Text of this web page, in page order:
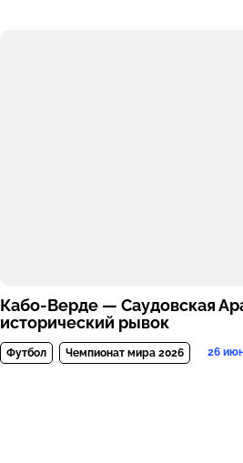
Кабо-Верде — Саудовская
исторический рывок
Футбол Чемпионат мира 2026 26